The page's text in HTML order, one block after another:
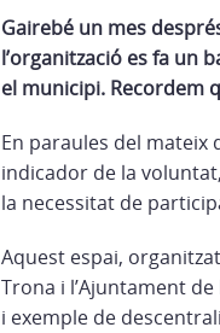
Gairebé un mes
l’organització es fa un
el municipi. Recordem
En paraules del mateix
indicador de la
la necessitat de
Aquest espai,
Trona i l’Ajuntament
i exemple de